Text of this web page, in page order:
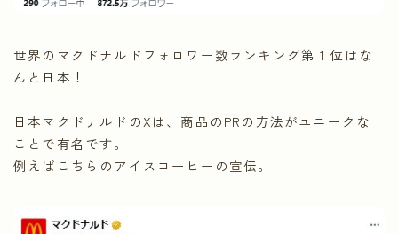
世界のマクドナルドフォロワー数ランキング第１位はな
んと日本！
日本マクドナルドのXは、商品のPRの方法がユニークな
ことで有名です。
例えばこちらのアイスコーヒーの宣伝。